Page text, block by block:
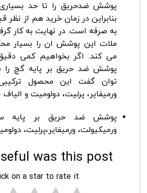
پوشش ضدحریق را تا حد
بنابراین در زمان خرید هم از نظر
به صرفه است. در نهایت به کار
ملات این پوشش ان را بسیار
می کند. اگر بخواهیم کمی
پوشش ضد حریق بر پایه گچ را
توان گفت این محصول ترکیبی
ورمیفایر، پرلیت، دولومیت و
پوشش ضد حریق بر پایه
ورمیکیولت، ورمیفایر،پرلیت،
was this post?
on a star to rate it!